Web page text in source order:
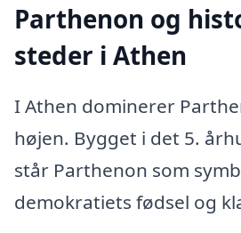
Parthenon og
steder i Athen
I Athen dominerer
højen. Bygget i det 5.
står Parthenon som
demokratiets fødsel og